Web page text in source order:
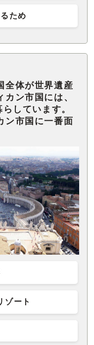
ため
全体が世界遺産
ン市国には、
しています。
ン市国に一番面
ゾート